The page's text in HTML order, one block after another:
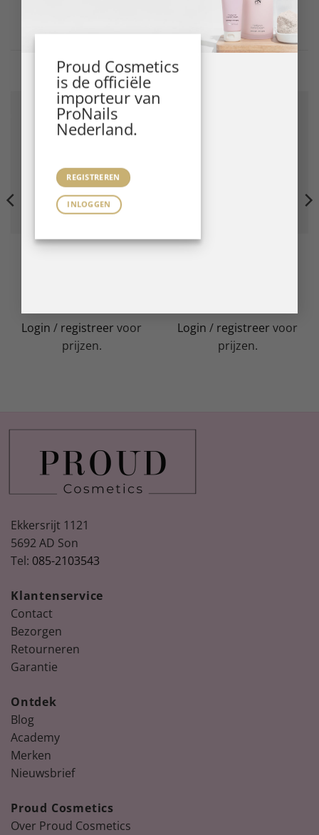
Proud Cosmetics
is de officiële
importeur van
ProNails
Nederland.
REGISTREREN
INLOGGEN
Gerelateerde producten
B GEL SYSTEM
Login / registreervoor
prijzen.
Login / registreervoor
prijzen.
Ekkersrijt 1121
5692 AD Son
Tel: 085-2103543
Klantenservice
Contact
Bezorgen
Retourneren
Garantie
Ontdek
Blog
Academy
Merken
Nieuwsbrief
Proud Cosmetics
Over Proud Cosmetics